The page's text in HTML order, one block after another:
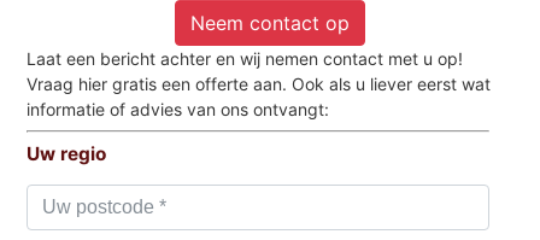
Neem contact op
Laat een bericht achter en wij nemen contact met u op!
Vraag hier gratis een offerte aan. Ook als u liever eerst wat
informatie of advies van ons ontvangt:
Uw regio